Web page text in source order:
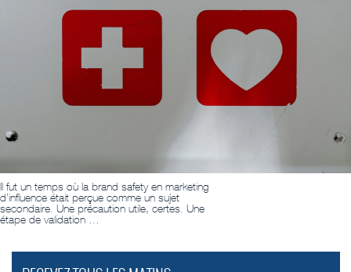
Il fut un temps où la brand safety en marketing
d’influence était perçue comme un sujet
secondaire. Une précaution utile, certes. Une
étape de validation …